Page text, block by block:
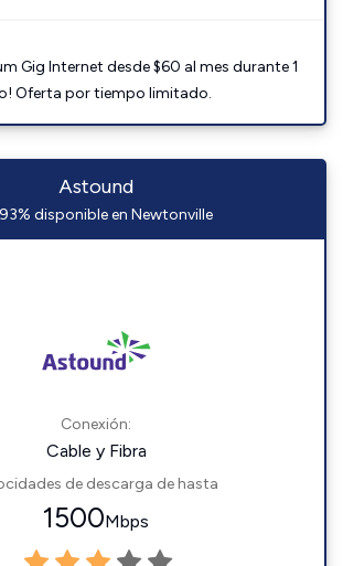
Gig Internet desde $60 al mes durante 1
Oferta por tiempo limitado.
Astound
disponible en Newtonville
Conexión:
Cable y Fibra
de descarga de hasta
1500Mbps